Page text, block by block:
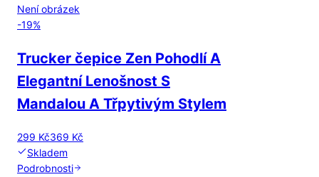
Není obrázek
-19%
Trucker čepice Zen Pohodlí A
Elegantní Lenošnost S
Mandalou A Třpytivým Stylem
299 Kč369 Kč
Skladem
Podrobnosti